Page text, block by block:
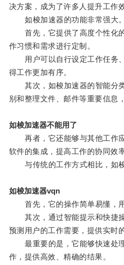
决方案，成为了许多人提升工作
如梭加速器的功能非常强大。
首先，它提供了高度个性化
作习惯和需求进行定制。
用户可以自行设定工作任务
得工作更加有序。
其次，如梭加速器的智能分
别和整理文件、邮件等重要信息
如梭加速器不能用了
再者，它还能够与其他工作
软件的集成，提高工作的协同效率
与传统的工作方式相比，如梭
如梭加速器vqn
首先，它的操作简单易懂，用
其次，通过智能提示和快捷
预测用户的工作需要，提供实时
最重要的是，它能够快速处
作，提供高效、精确的结果。